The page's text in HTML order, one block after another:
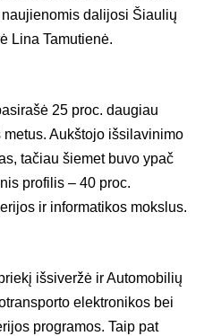
dalijosi Šiaulių
Lina Tamutienė.
25 proc. daugiau
Aukštojo išsilavinimo
tačiau šiemet buvo ypač
profilis – 40 proc.
ir informatikos mokslus.
išsiveržė ir Automobilių
elektronikos bei
programos. Taip pat